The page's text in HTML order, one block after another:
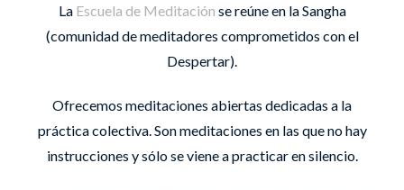
La Escuela de Meditación se reúne en la Sangha
(comunidad de meditadores comprometidos con el
Despertar).
Ofrecemos meditaciones abiertas dedicadas a la
práctica colectiva. Son meditaciones en las que no hay
instrucciones y sólo se viene a practicar en silencio.